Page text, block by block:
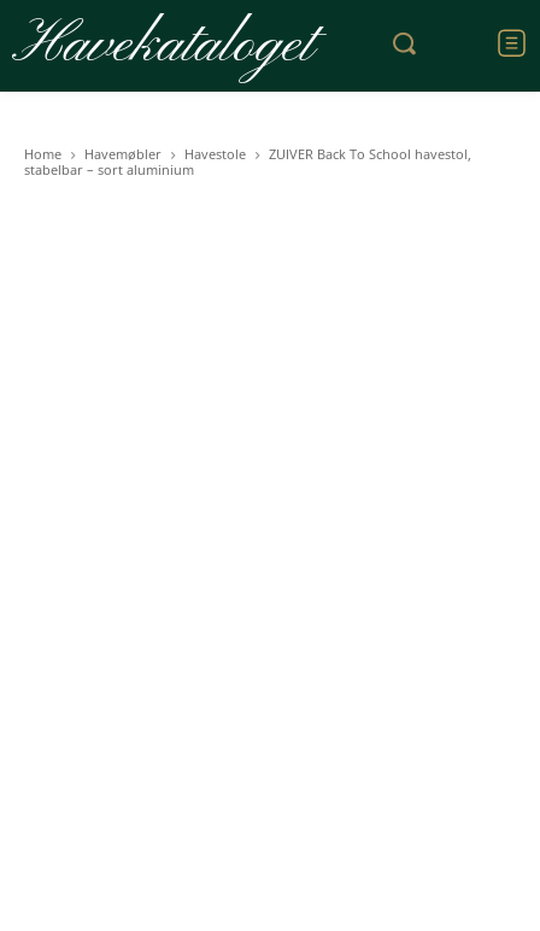
Havekataloget
Home Havemøbler Havestole
ZUIVER Back To School havestol,
stabelbar – sort aluminium